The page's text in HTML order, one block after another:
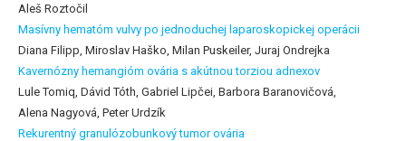
Aleš Roztočil
Masívny hematóm vulvy po jednoduchej laparoskopickej operácii
Diana Filipp, Miroslav Haško, Milan Puskeiler, Juraj Ondrejka
Kavernózny hemangióm ovária s akútnou torziou adnexov
Lule Tomiq, Dávid Tóth, Gabriel Lipčei, Barbora Baranovičová,
Alena Nagyová, Peter Urdzík
Rekurentný granulózobunkový tumor ovária